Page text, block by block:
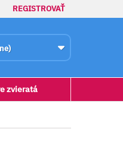
REGISTROVAŤ
zvieratá